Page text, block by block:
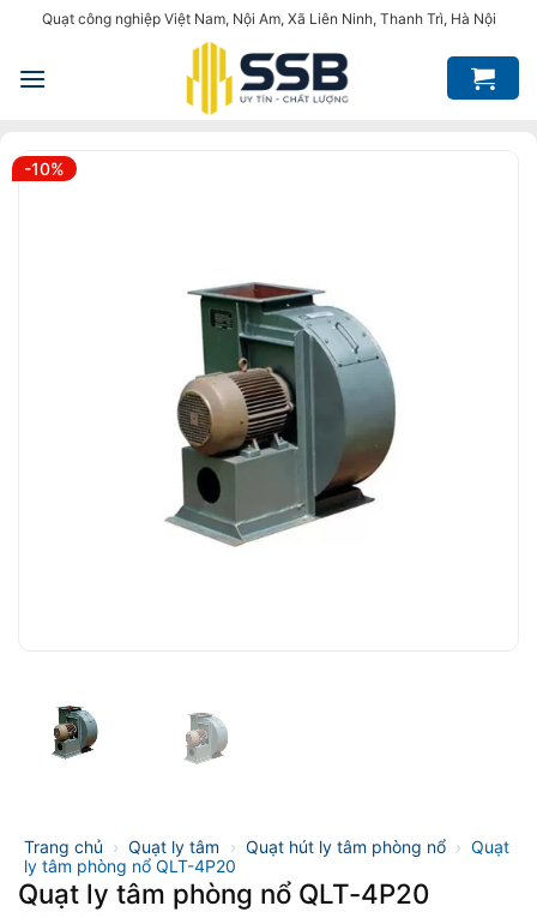
nội
Quạt công nghiệp Việt Nam, Nội Am, Xã Liên Ninh, Thanh Trì, Hà Nội
-10%
Trang chủ › Quạt ly tâm › Quạt hút ly tâm phòng nổ › Quạt
ly tâm phòng nổ QLT-4P20
Quạt ly tâm phòng nổ QLT-4P20